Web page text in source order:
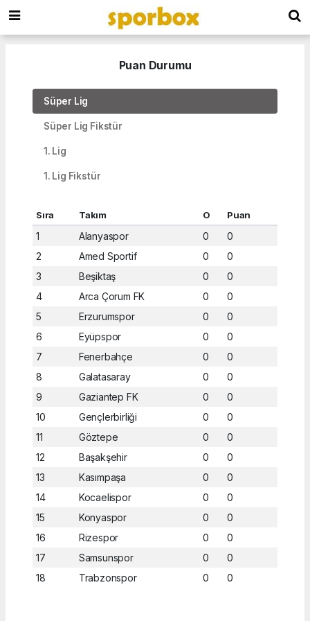
Puan Durumu
Süper Lig
Süper Lig Fikstür
1. Lig
1. Lig Fikstür
Sıra Takım O Puan
1 Alanyaspor 0
0
2
Amed Sportif 0
0
3
Beşiktaş 0
0
4
Arca Çorum FK 0
0
5
Erzurumspor 0
0
6
Eyüpspor 0
0
7
Fenerbahçe 0
0
8
Galatasaray 0
0
9
Gaziantep FK 0
0
10
Gençlerbirliği 0
0
11
Göztepe 0
0
12
Başakşehir 0
0
13
Kasımpaşa 0
0
14
Kocaelispor 0
0
15
Konyaspor 0
0
16
Rizespor 0
0
17
Samsunspor 0
0
18
Trabzonspor 0 0